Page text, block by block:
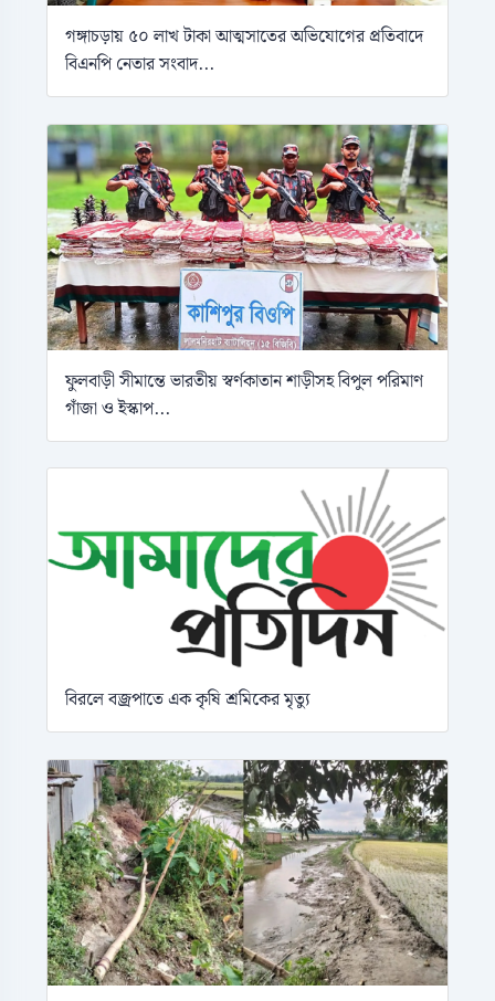
গঙ্গাচড়ায় ৫০ লাখ টাকা আত্মসাতের অভিযোগের প্রতিবাদে
বিএনপি নেতার সংবাদ...
ফুলবাড়ী সীমান্তে ভারতীয় স্বর্ণকাতান শাড়ীসহ বিপুল পরিমাণ
গাঁজা ও ইস্কাপ...
বিরলে বজ্রপাতে এক কৃষি শ্রমিকের মৃত্যু